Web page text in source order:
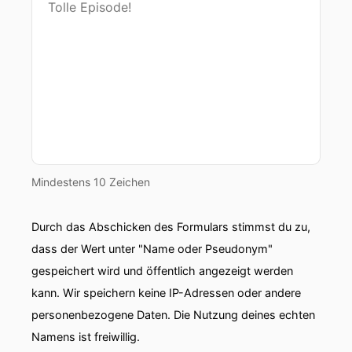
willkommen bei uns!“
Milen Starke:
genau?“
Jutta Horstmann:
„Die Heinlein Gruppe ist einer der größten Open
Source Anbieter in Deutschland und wir sind
quasi ein Full Service Anbieter, kann man sagen,
denn wir haben drei Produkte, die wir
Mindestens 10 Zeichen
Durch das Abschicken des Formulars stimmst du zu,
dass der Wert unter "Name oder Pseudonym"
gespeichert wird und öffentlich angezeigt werden
kann. Wir speichern keine IP-Adressen oder andere
personenbezogene Daten. Die Nutzung deines echten
Namens ist freiwillig.